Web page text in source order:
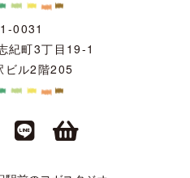
0031
紀町3丁目19-1
ビル2階205